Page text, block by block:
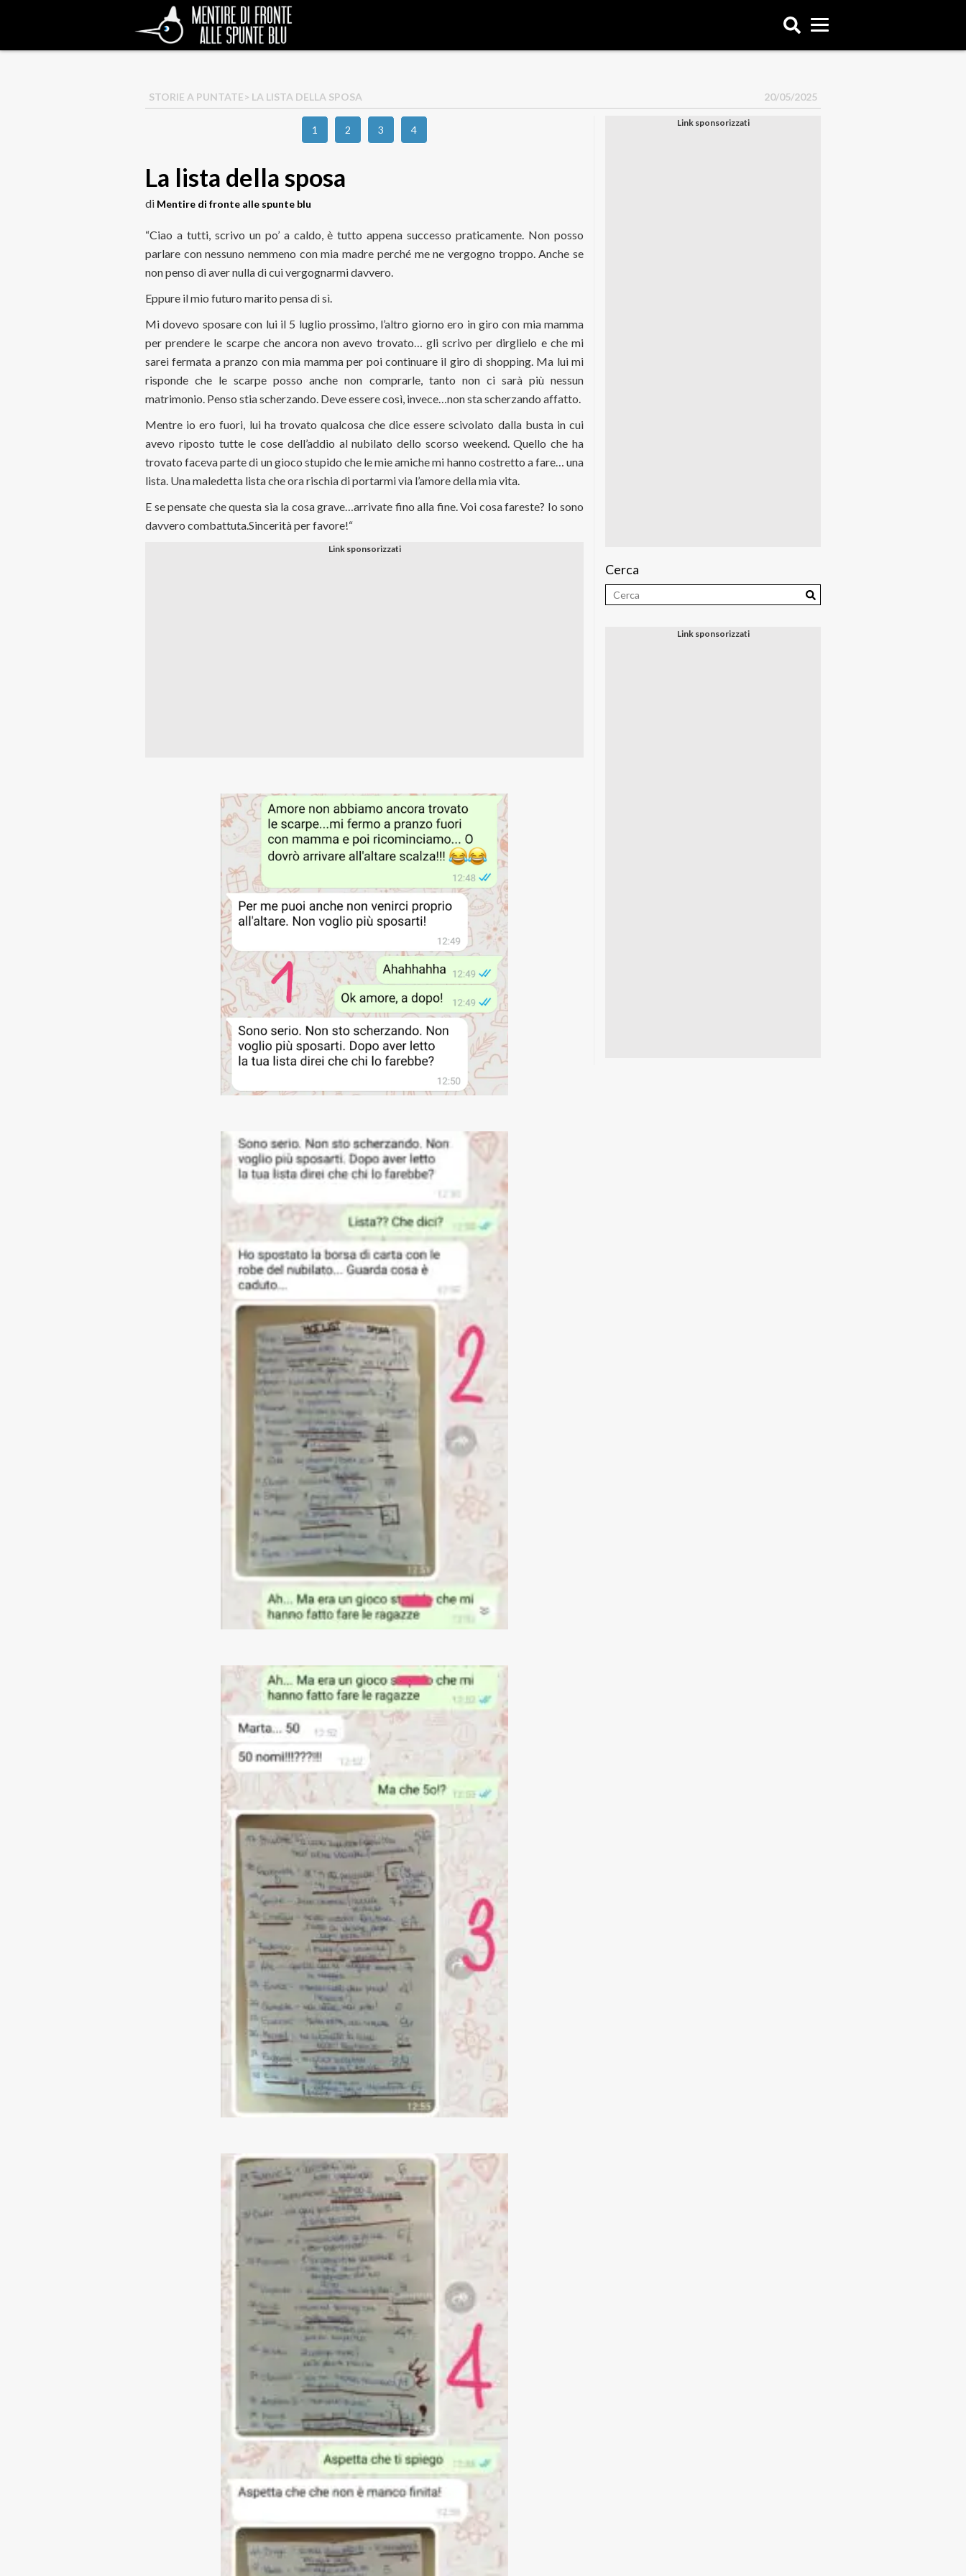
STORIE A PUNTATE> LA LISTA DELLA SPOSA 20/05/2025
1 2 3 4
La lista della sposa
di Mentire di fronte alle spunte blu
“Ciao a tutti, scrivo un po’ a caldo, è tutto appena successo praticamente. Non posso
parlare con nessuno nemmeno con mia madre perché me ne vergogno troppo. Anche se
non penso di aver nulla di cui vergognarmi davvero.
Eppure il mio futuro marito pensa di sì.
Mi dovevo sposare con lui il 5 luglio prossimo, l’altro giorno ero in giro con mia mamma
per prendere le scarpe che ancora non avevo trovato… gli scrivo per dirglielo e che mi
sarei fermata a pranzo con mia mamma per poi continuare il giro di shopping. Ma lui mi
risponde che le scarpe posso anche non comprarle, tanto non ci sarà più nessun
matrimonio. Penso stia scherzando. Deve essere così, invece…non sta scherzando affatto.
Mentre io ero fuori, lui ha trovato qualcosa che dice essere scivolato dalla busta in cui
avevo riposto tutte le cose dell’addio al nubilato dello scorso weekend. Quello che ha
trovato faceva parte di un gioco stupido che le mie amiche mi hanno costretto a fare… una
lista. Una maledetta lista che ora rischia di portarmi via l’amore della mia vita.
E se pensate che questa sia la cosa grave…arrivate fino alla fine. Voi cosa fareste? Io sono
davvero combattuta.Sincerità per favore!“
Cerca